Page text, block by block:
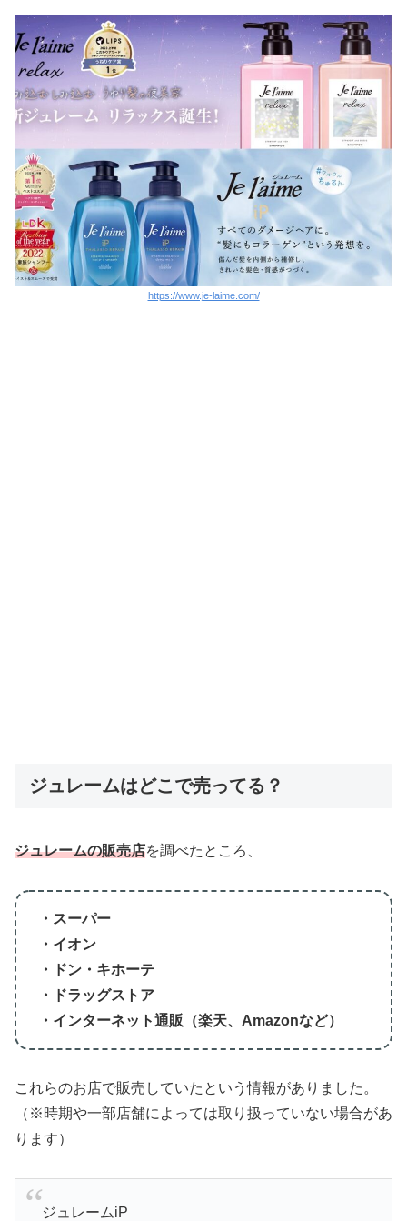
https://www.je-laime.com/
ジュレームはどこで売ってる？
ジュレームの販売店を調べたところ、
・スーパー
・イオン
・ドン・キホーテ
・ドラッグストア
・インターネット通販（楽天、Amazonなど）
これらのお店で販売していたという情報がありました。
（※時期や一部店舗によっては取り扱っていない場合があ
ります）
ジュレームiP